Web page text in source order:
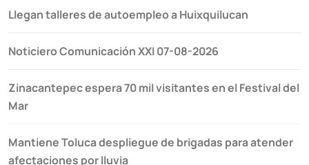
Llegan talleres de autoempleo a Huixquilucan
Noticiero Comunicación XXI 07-08-2026
Zinacantepec espera 70 mil visitantes en el Festival del
Mar
Mantiene Toluca despliegue de brigadas para atender
afectaciones por lluvia